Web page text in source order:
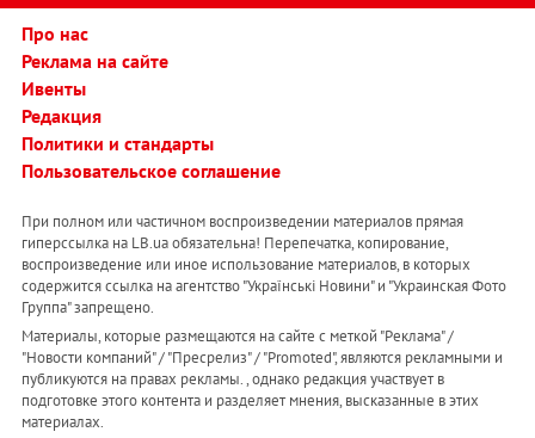
Про нас
Реклама на сайте
Ивенты
Редакция
Политики и стандарты
Пользовательское соглашение
При полном или частичном воспроизведении материалов прямая
гиперссылка на LB.ua обязательна! Перепечатка, копирование,
воспроизведение или иное использование материалов, в которых
содержится ссылка на агентство "Українськi Новини" и "Украинская Фото
Группа" запрещено.
Материалы, которые размещаются на сайте с меткой "Реклама" /
"Новости компаний" / "Пресрелиз" / "Promoted", являются рекламными и
публикуются на правах рекламы. , однако редакция участвует в
подготовке этого контента и разделяет мнения, высказанные в этих
материалах.